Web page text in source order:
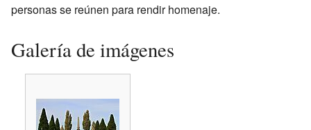
personas se reúnen para rendir homenaje.
Galería de imágenes